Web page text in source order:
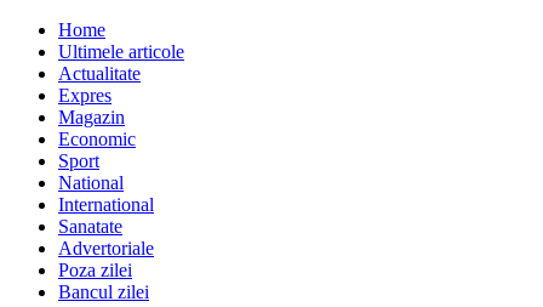
Home
Ultimele articole
Actualitate
Expres
Magazin
Economic
Sport
National
International
Sanatate
Advertoriale
Poza zilei
Bancul zilei